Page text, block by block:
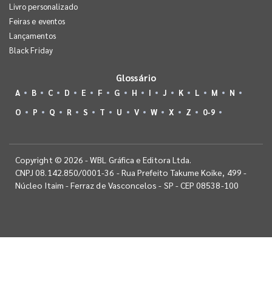
Livro personalizado
Feiras e eventos
Lançamentos
Black Friday
Glossário
A B C D E F G H I J K L M
N
O
P Q R S T U V W X Z 0-9
Copyright © 2026 - WBL Gráfica e Editora Ltda.
CNPJ 08.142.850/0001-36 - Rua Prefeito Takume Koike, 499 -
Núcleo Itaim - Ferraz de Vasconcelos - SP - CEP 08538-100